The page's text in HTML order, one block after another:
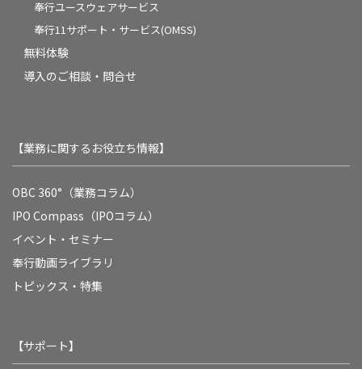
奉行ユースウェアサービス
奉行11サポート・サービス(OMSS)
無料体験
導入のご相談・問合せ
【業務に関するお役立ち情報】
OBC 360°（業務コラム）
IPO Compass（IPOコラム）
イベント・セミナー
奉行動画ライブラリ
トピックス・特集
【サポート】